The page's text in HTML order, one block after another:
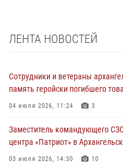
ЛЕНТА НОВОСТЕЙ
Сотрудники и ветераны
память геройски погибшего
04 июля 2026, 11:24 3
Заместитель командующего
центра «Патриот» в
03 июля 2026, 14:30 10